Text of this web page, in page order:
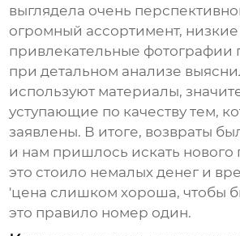
выглядела очень
огромный ассортимент,
привлекательные фотографии
при детальном анализе
используют материалы,
уступающие по качеству тем,
заявлены. В итоге, возвраты
и нам пришлось искать нового
это стоило немалых денег и
'цена слишком хороша, чтобы
это правило номер один.